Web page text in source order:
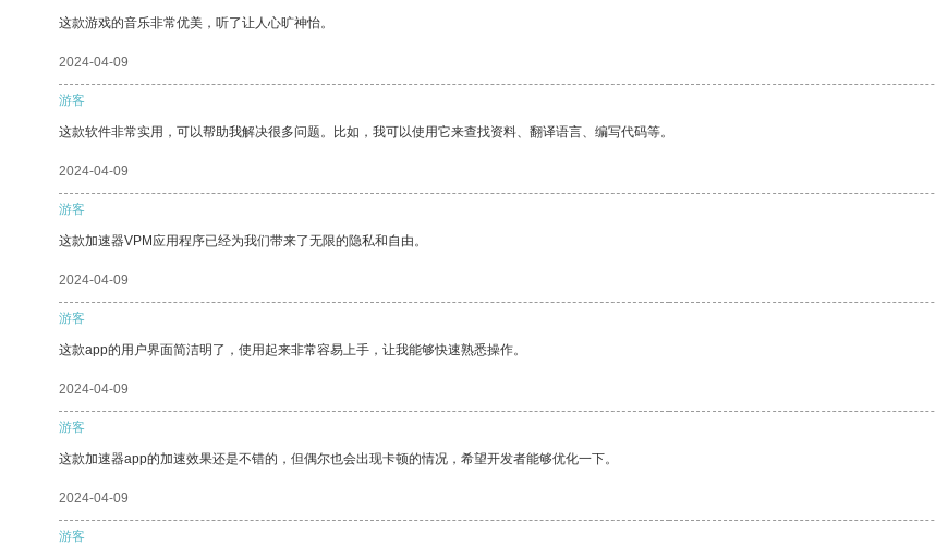
这款游戏的音乐非常优美，听了让人心旷神怡。
2024-04-09
游客
这款软件非常实用，可以帮助我解决很多问题。比如，我可以使用它来查找资料、翻译语言、编写代码等。
2024-04-09
游客
这款加速器VPM应用程序已经为我们带来了无限的隐私和自由。
2024-04-09
游客
这款app的用户界面简洁明了，使用起来非常容易上手，让我能够快速熟悉操作。
2024-04-09
游客
这款加速器app的加速效果还是不错的，但偶尔也会出现卡顿的情况，希望开发者能够优化一下。
2024-04-09
游客